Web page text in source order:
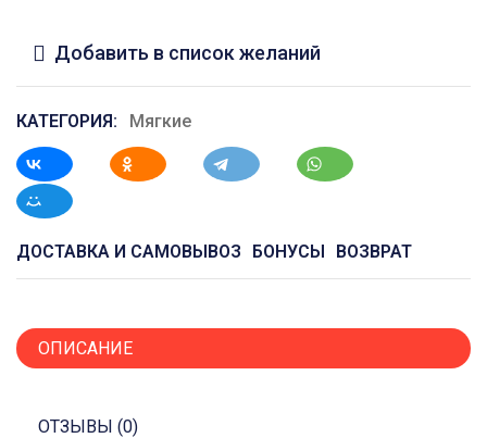
Добавить в список желаний
КАТЕГОРИЯ: Мягкие
ДОСТАВКА И САМОВЫВОЗ БОНУСЫ ВОЗВРАТ
ОПИСАНИЕ
ОТЗЫВЫ (0)